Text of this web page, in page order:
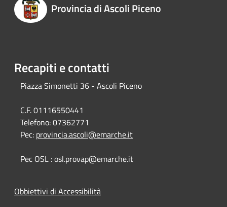
Provincia di Ascoli Piceno
Recapiti e contatti
Piazza Simonetti 36 - Ascoli Piceno
C.F. 01116550441
Telefono:07362771
Pec: provincia.ascoli@emarche.it
Pec OSL : osl.provap@emarche.it
Obbiettivi di Accessibilità